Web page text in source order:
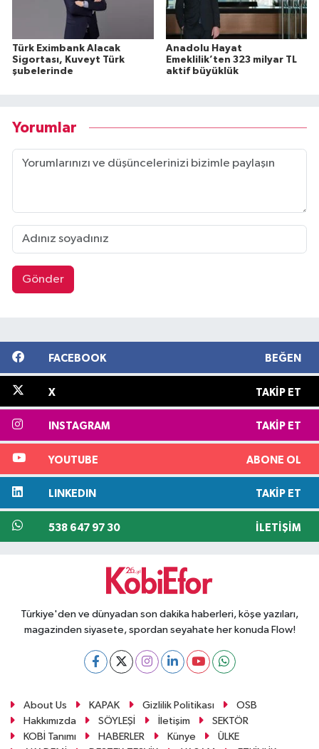
Türk Eximbank Alacak
Sigortası, Kuveyt Türk
şubelerinde
Anadolu Hayat
Emeklilik’ten 323 milyar TL
aktif büyüklük
Yorumlar
Gönder
FACEBOOK BEĞEN
X TAKIP ET
INSTAGRAM TAKIP ET
YOUTUBE ABONE OL
LINKEDIN TAKIP ET
538 647 97 30 İLETIŞIM
Türkiye'den ve dünyadan son dakika haberleri, köşe yazıları,
magazinden siyasete, spordan seyahate her konuda Flow!
About Us KAPAK Gizlilik Politikası
OSB
Hakkımızda
SÖYLEŞİ İletişim
SEKTÖR
KOBİ Tanımı
HABERLER Künye
ÜLKE